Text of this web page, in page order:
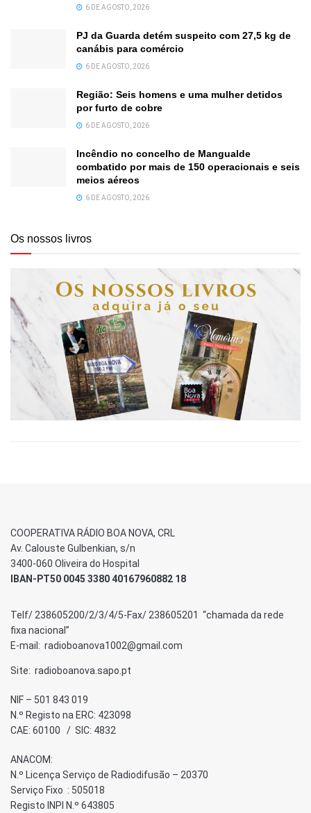
6 DE AGOSTO, 2026
PJ da Guarda detém suspeito com 27,5 kg de
canábis para comércio
6 DE AGOSTO, 2026
Região: Seis homens e uma mulher detidos
por furto de cobre
6 DE AGOSTO, 2026
Incêndio no concelho de Mangualde
combatido por mais de 150 operacionais e seis
meios aéreos
6 DE AGOSTO, 2026
Os nossos livros
COOPERATIVA RÁDIO BOA NOVA, CRL
Av. Calouste Gulbenkian, s/n
3400-060 Oliveira do Hospital
IBAN-PT50 0045 3380 40167960882 18
Telf/ 238605200/2/3/4/5-Fax/ 238605201 “chamada da rede
fixa nacional”
E-mail: radioboanova1002@gmail.com
Site: radioboanova.sapo.pt
NIF – 501 843 019
N.º Registo na ERC: 423098
CAE: 60100 / SIC: 4832
ANACOM:
N.º Licença Serviço de Radiodifusão – 20370
Serviço Fixo : 505018
Registo INPI N.º 643805